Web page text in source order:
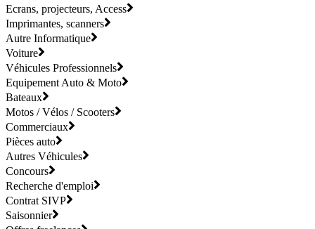
Ecrans, projecteurs, Access
Imprimantes, scanners
Autre Informatique
Voiture
Véhicules Professionnels
Equipement Auto & Moto
Bateaux
Motos / Vélos / Scooters
Commerciaux
Pièces auto
Autres Véhicules
Concours
Recherche d'emploi
Contrat SIVP
Saisonnier